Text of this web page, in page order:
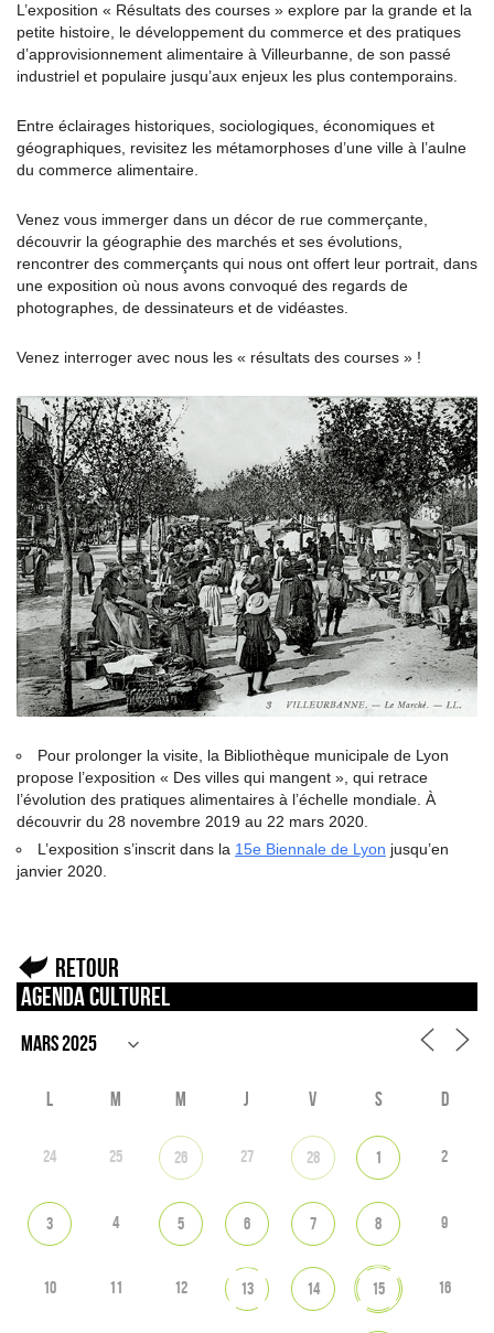
L’exposition « Résultats des courses » explore par la grande et la
petite histoire, le développement du commerce et des pratiques
d’approvisionnement alimentaire à Villeurbanne, de son passé
industriel et populaire jusqu’aux enjeux les plus contemporains.
Entre éclairages historiques, sociologiques, économiques et
géographiques, revisitez les métamorphoses d’une ville à l’aulne
du commerce alimentaire.
Venez vous immerger dans un décor de rue commerçante,
découvrir la géographie des marchés et ses évolutions,
rencontrer des commerçants qui nous ont offert leur portrait, dans
une exposition où nous avons convoqué des regards de
photographes, de dessinateurs et de vidéastes.
Venez interroger avec nous les « résultats des courses » !
Pour prolonger la visite, la Bibliothèque municipale de Lyon
propose l’exposition « Des villes qui mangent », qui retrace
l’évolution des pratiques alimentaires à l’échelle mondiale. À
découvrir du 28 novembre 2019 au 22 mars 2020.
L’exposition s’inscrit dans la 15e Biennale de Lyon jusqu’en
janvier 2020.
Retour
Agenda culturel
L M M J V S D
24 25 26 27 28 1 2
3 4 5 6 7 8 9
10 11 12 13 14 15 16